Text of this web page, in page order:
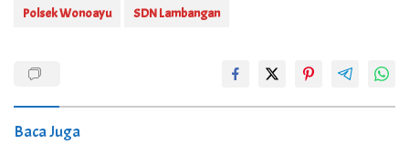
Polsek Wonoayu SDN Lambangan
Baca Juga